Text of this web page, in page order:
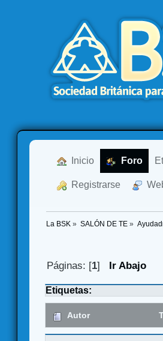
Inicio Foro
Registrarse
La BSK » SALÓN DE TE »
Páginas: [1] Ir Abajo
Etiquetas:
Autor